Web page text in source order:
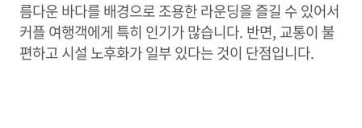
름다운 바다를 배경으로 조용한 라운딩을 즐길 수 있어서
커플 여행객에게 특히 인기가 많습니다. 반면, 교통이 불
편하고 시설 노후화가 일부 있다는 것이 단점입니다.